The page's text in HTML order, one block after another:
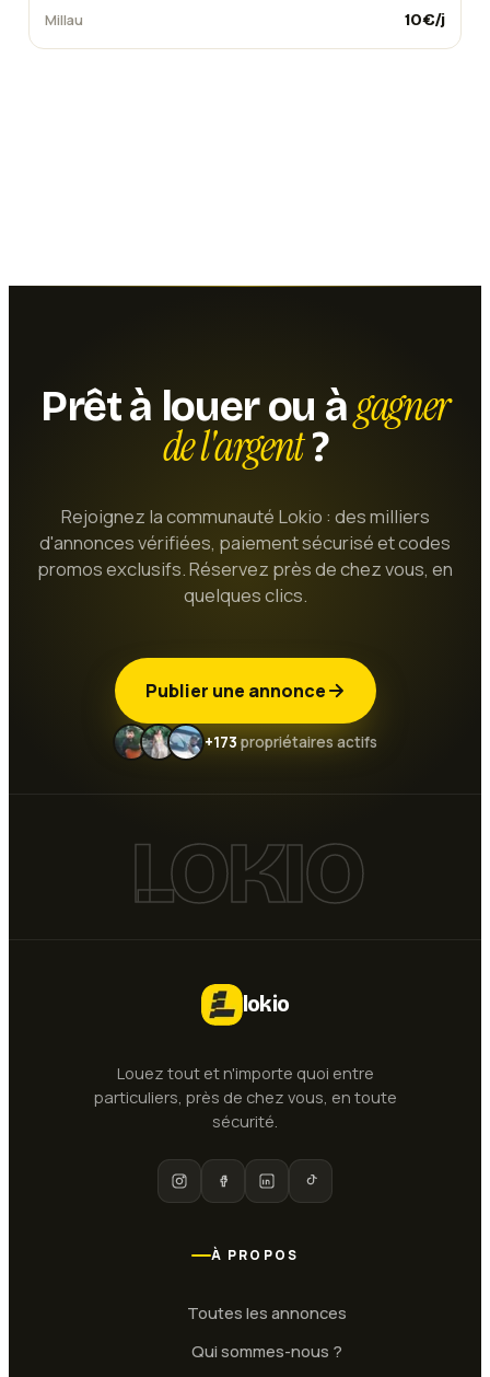
Millau 10€/j
Prêt à louer ou àgagner
de l'argent?
Rejoignez la communauté Lokio : des milliers
d'annonces vérifiées, paiement sécurisé et codes
promos exclusifs. Réservez près de chez vous, en
quelques clics.
Publier une annonce
+173 propriétaires actifs
LOKIO
lokio
Louez tout et n'importe quoi entre
particuliers, près de chez vous, en toute
sécurité.
À PROPOS
Toutes les annonces
Qui sommes-nous ?